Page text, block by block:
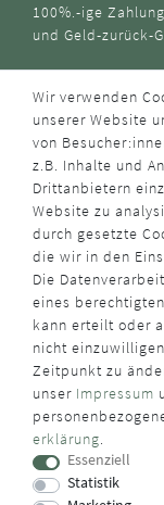
100%.-ige
und Geld-zurück-
Wir verwenden
unserer Website
von
z.B. Inhalte und
Drittanbietern
Website zu
durch gesetzte
die wir in den
Die
eines
kann erteilt oder
nicht
Zeitpunkt zu
unser Impressum
erklärung.
Essenziell
Statistik